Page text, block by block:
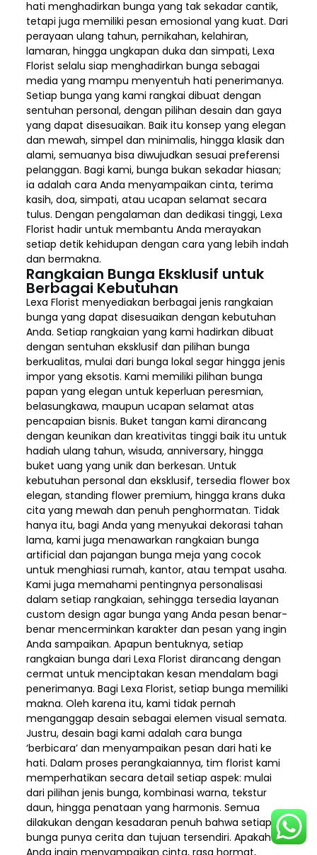
hati menghadirkan bunga yang tak sekadar cantik,
tetapi juga memiliki pesan emosional yang kuat. Dari
perayaan ulang tahun, pernikahan, kelahiran,
lamaran, hingga ungkapan duka dan simpati, Lexa
Florist selalu siap menghadirkan bunga sebagai
media yang mampu menyentuh hati penerimanya.
Setiap bunga yang kami rangkai dibuat dengan
sentuhan personal, dengan pilihan desain dan gaya
yang dapat disesuaikan. Baik itu konsep yang elegan
dan mewah, simpel dan minimalis, hingga klasik dan
alami, semuanya bisa diwujudkan sesuai preferensi
pelanggan. Bagi kami, bunga bukan sekadar hiasan;
ia adalah cara Anda menyampaikan cinta, terima
kasih, doa, simpati, atau ucapan selamat secara
tulus. Dengan pengalaman dan dedikasi tinggi, Lexa
Florist hadir untuk membantu Anda merayakan
setiap detik kehidupan dengan cara yang lebih indah
dan bermakna.
Rangkaian Bunga Eksklusif untuk
Berbagai Kebutuhan
Lexa Florist menyediakan berbagai jenis rangkaian
bunga yang dapat disesuaikan dengan kebutuhan
Anda. Setiap rangkaian yang kami hadirkan dibuat
dengan sentuhan eksklusif dan pilihan bunga
berkualitas, mulai dari bunga lokal segar hingga jenis
impor yang eksotis. Kami memiliki pilihan bunga
papan yang elegan untuk keperluan peresmian,
belasungkawa, maupun ucapan selamat atas
pencapaian bisnis. Buket tangan kami dirancang
dengan keunikan dan kreativitas tinggi baik itu untuk
hadiah ulang tahun, wisuda, anniversary, hingga
buket uang yang unik dan berkesan. Untuk
kebutuhan personal dan eksklusif, tersedia flower box
elegan, standing flower premium, hingga krans duka
cita yang mewah dan penuh penghormatan. Tidak
hanya itu, bagi Anda yang menyukai dekorasi tahan
lama, kami juga menawarkan rangkaian bunga
artificial dan pajangan bunga meja yang cocok
untuk menghiasi rumah, kantor, atau tempat usaha.
Kami juga memahami pentingnya personalisasi
dalam setiap rangkaian, sehingga tersedia layanan
custom design agar bunga yang Anda pesan benar-
benar mencerminkan karakter dan pesan yang ingin
Anda sampaikan. Apapun bentuknya, setiap
rangkaian bunga dari Lexa Florist dirancang dengan
cermat untuk menciptakan kesan mendalam bagi
penerimanya. Bagi Lexa Florist, setiap bunga memiliki
makna. Oleh karena itu, kami tidak pernah
menganggap desain sebagai elemen visual semata.
Justru, desain bagi kami adalah cara bunga
‘berbicara’ dan menyampaikan pesan dari hati ke
hati. Dalam proses perangkaiannya, tim florist kami
memperhatikan secara detail setiap aspek: mulai
dari pilihan jenis bunga, kombinasi warna, tekstur
daun, hingga penataan yang harmonis. Semua
dilakukan dengan kesadaran penuh bahwa setiap
bunga punya cerita dan tujuan tersendiri. Apakah
Anda ingin menyampaikan cinta, rasa hormat,